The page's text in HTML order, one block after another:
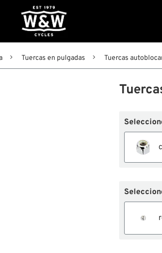
Tuercas en pulgadas Tuercas